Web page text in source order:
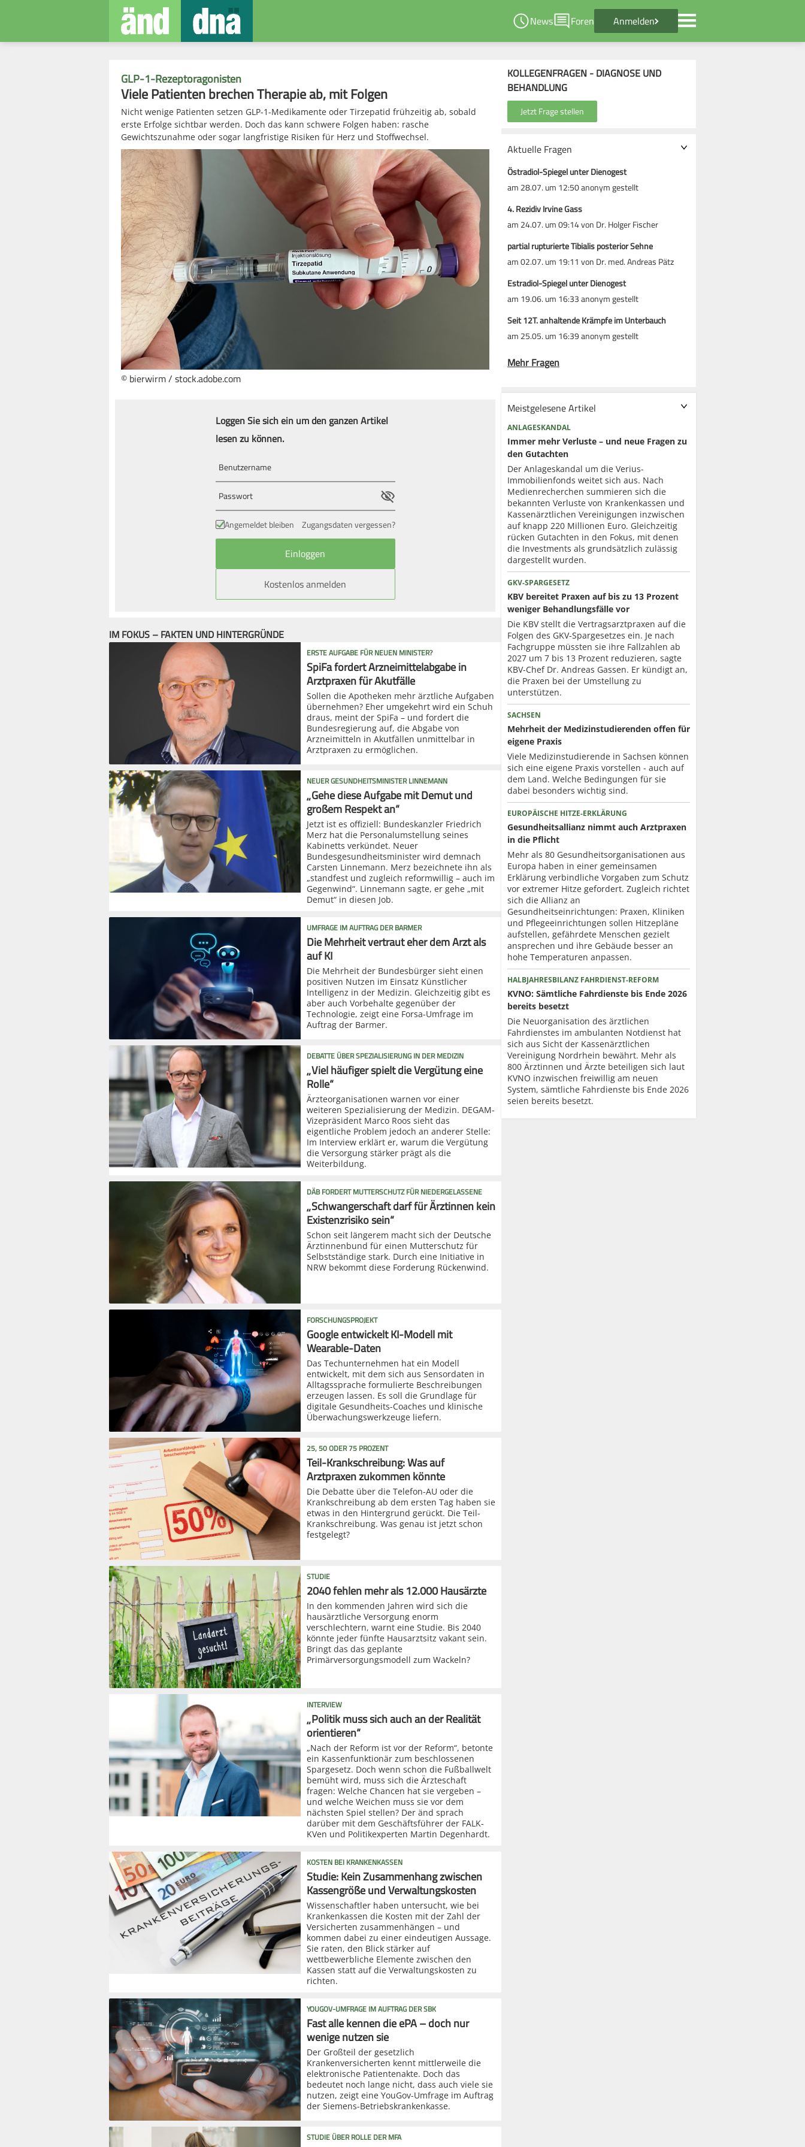
News Foren Anmelden
GLP-1-Rezeptoragonisten
Viele Patienten brechen Therapie ab, mit Folgen
Nicht wenige Patienten setzen GLP-1-Medikamente oder Tirzepatid frühzeitig ab, sobald
erste Erfolge sichtbar werden. Doch das kann schwere Folgen haben: rasche
Gewichtszunahme oder sogar langfristige Risiken für Herz und Stoffwechsel.
© bierwirm / stock.adobe.com
Loggen Sie sich ein um den ganzen Artikel
lesen zu können.
Angemeldet bleiben Zugangsdaten vergessen?
Kostenlos anmelden
IM FOKUS – FAKTEN UND HINTERGRÜNDE
ERSTE AUFGABE FÜR NEUEN MINISTER?
SpiFa fordert Arzneimittelabgabe in
Arztpraxen für Akutfälle
Sollen die Apotheken mehr ärztliche Aufgaben
übernehmen? Eher umgekehrt wird ein Schuh
draus, meint der SpiFa – und fordert die
Bundesregierung auf, die Abgabe von
Arzneimitteln in Akutfällen unmittelbar in
Arztpraxen zu ermöglichen.
NEUER GESUNDHEITSMINISTER LINNEMANN
„Gehe diese Aufgabe mit Demut und
großem Respekt an“
Jetzt ist es offiziell: Bundeskanzler Friedrich
Merz hat die Personalumstellung seines
Kabinetts verkündet. Neuer
Bundesgesundheitsminister wird demnach
Carsten Linnemann. Merz bezeichnete ihn als
„standfest und zugleich reformwillig – auch im
Gegenwind“. Linnemann sagte, er gehe „mit
Demut“ in diesen Job.
UMFRAGE IM AUFTRAG DER BARMER
Die Mehrheit vertraut eher dem Arzt als
auf KI
Die Mehrheit der Bundesbürger sieht einen
positiven Nutzen im Einsatz Künstlicher
Intelligenz in der Medizin. Gleichzeitig gibt es
aber auch Vorbehalte gegenüber der
Technologie, zeigt eine Forsa-Umfrage im
Auftrag der Barmer.
DEBATTE ÜBER SPEZIALISIERUNG IN DER MEDIZIN
„Viel häufiger spielt die Vergütung eine
Rolle“
Ärzteorganisationen warnen vor einer
weiteren Spezialisierung der Medizin. DEGAM-
Vizepräsident Marco Roos sieht das
eigentliche Problem jedoch an anderer Stelle:
Im Interview erklärt er, warum die Vergütung
die Versorgung stärker prägt als die
Weiterbildung.
DÄB FORDERT MUTTERSCHUTZ FÜR NIEDERGELASSENE
„Schwangerschaft darf für Ärztinnen kein
Existenzrisiko sein“
Schon seit längerem macht sich der Deutsche
Ärztinnenbund für einen Mutterschutz für
Selbstständige stark. Durch eine Initiative in
NRW bekommt diese Forderung Rückenwind.
FORSCHUNGSPROJEKT
Google entwickelt KI-Modell mit
Wearable-Daten
Das Techunternehmen hat ein Modell
entwickelt, mit dem sich aus Sensordaten in
Alltagssprache formulierte Beschreibungen
erzeugen lassen. Es soll die Grundlage für
digitale Gesundheits-Coaches und klinische
Überwachungswerkzeuge liefern.
25, 50 ODER 75 PROZENT
Teil-Krankschreibung: Was auf
Arztpraxen zukommen könnte
Die Debatte über die Telefon-AU oder die
Krankschreibung ab dem ersten Tag haben sie
etwas in den Hintergrund gerückt. Die Teil-
Krankschreibung. Was genau ist jetzt schon
festgelegt?
STUDIE
2040 fehlen mehr als 12.000 Hausärzte
In den kommenden Jahren wird sich die
hausärztliche Versorgung enorm
verschlechtern, warnt eine Studie. Bis 2040
könnte jeder fünfte Hausarztsitz vakant sein.
Bringt das das geplante
Primärversorgungsmodell zum Wackeln?
INTERVIEW
„Politik muss sich auch an der Realität
orientieren“
„Nach der Reform ist vor der Reform“, betonte
ein Kassenfunktionär zum beschlossenen
Spargesetz. Doch wenn schon die Fußballwelt
bemüht wird, muss sich die Ärzteschaft
fragen: Welche Chancen hat sie vergeben –
und welche Weichen muss sie vor dem
nächsten Spiel stellen? Der änd sprach
darüber mit dem Geschäftsführer der FALK-
KVen und Politikexperten Martin Degenhardt.
KOSTEN BEI KRANKENKASSEN
Studie: Kein Zusammenhang zwischen
Kassengröße und Verwaltungskosten
Wissenschaftler haben untersucht, wie bei
Krankenkassen die Kosten mit der Zahl der
Versicherten zusammenhängen – und
kommen dabei zu einer eindeutigen Aussage.
Sie raten, den Blick stärker auf
wettbewerbliche Elemente zwischen den
Kassen statt auf die Verwaltungskosten zu
richten.
YOUGOV-UMFRAGE IM AUFTRAG DER SBK
Fast alle kennen die ePA – doch nur
wenige nutzen sie
Der Großteil der gesetzlich
Krankenversicherten kennt mittlerweile die
elektronische Patientenakte. Doch das
bedeutet noch lange nicht, dass auch viele sie
nutzen, zeigt eine YouGov-Umfrage im Auftrag
der Siemens-Betriebskrankenkasse.
STUDIE ÜBER ROLLE DER MFA
KOLLEGENFRAGEN - DIAGNOSE UND
BEHANDLUNG
Aktuelle Fragen
Östradiol-Spiegel unter Dienogest
am 28.07. um 12:50 anonym gestellt
4. Rezidiv Irvine Gass
am 24.07. um 09:14 von Dr. Holger Fischer
partial rupturierte Tibialis posterior Sehne
am 02.07. um 19:11 von Dr. med. Andreas Pätz
Estradiol-Spiegel unter Dienogest
am 19.06. um 16:33 anonym gestellt
Seit 12T. anhaltende Krämpfe im Unterbauch
am 25.05. um 16:39 anonym gestellt
Mehr Fragen
Meistgelesene Artikel
ANLAGESKANDAL
Immer mehr Verluste – und neue Fragen zu
den Gutachten
Der Anlageskandal um die Verius-
Immobilienfonds weitet sich aus. Nach
Medienrecherchen summieren sich die
bekannten Verluste von Krankenkassen und
Kassenärztlichen Vereinigungen inzwischen
auf knapp 220 Millionen Euro. Gleichzeitig
rücken Gutachten in den Fokus, mit denen
die Investments als grundsätzlich zulässig
dargestellt wurden.
GKV-SPARGESETZ
KBV bereitet Praxen auf bis zu 13 Prozent
weniger Behandlungsfälle vor
Die KBV stellt die Vertragsarztpraxen auf die
Folgen des GKV-Spargesetzes ein. Je nach
Fachgruppe müssten sie ihre Fallzahlen ab
2027 um 7 bis 13 Prozent reduzieren, sagte
KBV-Chef Dr. Andreas Gassen. Er kündigt an,
die Praxen bei der Umstellung zu
unterstützen.
SACHSEN
Mehrheit der Medizinstudierenden offen für
eigene Praxis
Viele Medizinstudierende in Sachsen können
sich eine eigene Praxis vorstellen - auch auf
dem Land. Welche Bedingungen für sie
dabei besonders wichtig sind.
EUROPÄISCHE HITZE-ERKLÄRUNG
Gesundheitsallianz nimmt auch Arztpraxen
in die Pflicht
Mehr als 80 Gesundheits­organisationen aus
Europa haben in einer gemeinsamen
Erklärung verbindliche Vorgaben zum Schutz
vor extremer Hitze gefordert. Zugleich richtet
sich die Allianz an
Gesundheitseinrichtungen: Praxen, Kliniken
und Pflegeeinrichtungen sollen Hitzepläne
aufstellen, gefährdete Menschen gezielt
ansprechen und ihre Gebäude besser an
hohe Temperaturen anpassen.
HALBJAHRESBILANZ FAHRDIENST-REFORM
KVNO: Sämtliche Fahrdienste bis Ende 2026
bereits besetzt
Die Neuorganisation des ärztlichen
Fahrdienstes im ambulanten Notdienst hat
sich aus Sicht der Kassenärztlichen
Vereinigung Nordrhein bewährt. Mehr als
800 Ärztinnen und Ärzte beteiligen sich laut
KVNO inzwischen freiwillig am neuen
System, sämtliche Fahrdienste bis Ende 2026
seien bereits besetzt.